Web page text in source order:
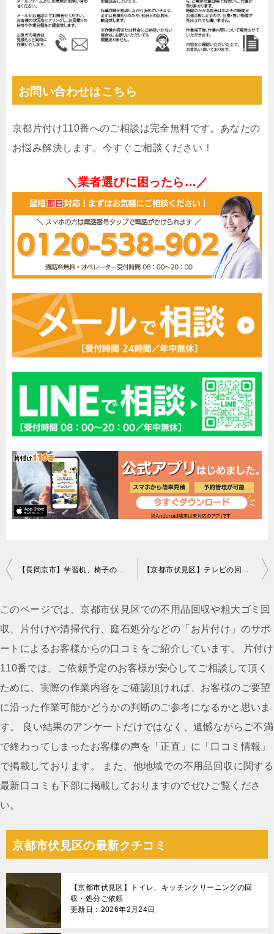
お問い合わせはこちら
京都片付け110番へのご相談は完全無料です。あなたの
お悩み解決します。今すぐご相談ください！
＼業者選びに困ったら…／
投
ナ
ビ
ゲ
ー
シ
ョ
ン
【長岡京市】学習机、椅子の回収・処分ご依頼 お客様の声 【京都市伏見区】テレビの回収・処分ご依頼 お客様の声
このページでは、京都市伏見区での不用品回収や粗大ゴミ回
収、片付けや清掃代行、庭石処分などの「お片付け」のサポ
ートによるお客様からの口コミをご紹介しています。 片付け
110番では、ご依頼予定のお客様が安心してご相談して頂く
ために、実際の作業内容をご確認頂ければ、お客様のご要望
に沿った作業可能かどうかの判断のご参考になるかと思いま
す。 良い結果のアンケートだけではなく、遺憾ながらご不満
で終わってしまったお客様の声を「正直」に「口コミ情報」
で掲載しております。 また、他地域での不用品回収に関する
最新口コミも下部に掲載しておりますのでぜひご覧くださ
い。
京都市伏見区の最新クチコミ
【京都市伏見区】トイレ、キッチンクリーニングの回
収・処分ご依頼
更新日：2026年2月24日